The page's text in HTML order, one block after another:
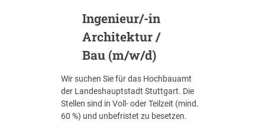
d
t
n
w
i
c
k
b
e
m
a
n
a
e
Ingenieur/-in
Architektur /
Bau (m/w/d)
Wir suchen Sie für das Hochbauamt
der Landeshauptstadt Stuttgart. Die
Stellen sind in Voll- oder Teilzeit (mind.
60 %) und unbefristet zu besetzen.